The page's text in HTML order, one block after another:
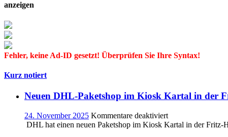
an
„IGA
2027“
anzeigen
Fehler, keine Ad-ID gesetzt! Überprüfen Sie Ihre Syntax!
Kurz notiert
Neuen DHL-Paketshop im Kiosk Kartal in der
24. November 2025 Kommentare deaktiviertfür
Neuen
DHL hat einen neuen Paketshop im Kiosk Kartal in der Fritz-